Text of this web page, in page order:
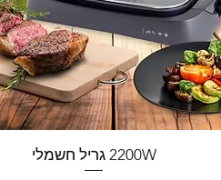
2200W גריל חשמלי